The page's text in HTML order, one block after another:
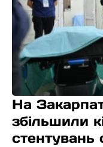
На
збільшили
стентувань